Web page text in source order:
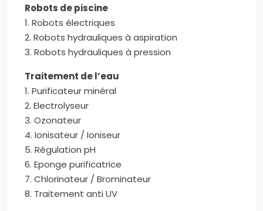
Robots de piscine
1. Robots électriques
2. Robots hydrauliques à aspiration
3. Robots hydrauliques à pression
Traitement de l’eau
1. Purificateur minéral
2. Electrolyseur
3. Ozonateur
4. Ionisateur / Ioniseur
5. Régulation pH
6. Eponge purificatrice
7. Chlorinateur / Brominateur
8. Traitement anti UV